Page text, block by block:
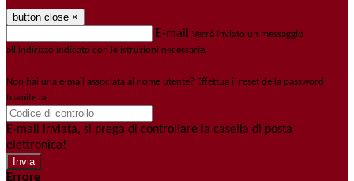
button close ×
E-mail Verrà inviato un messaggio
all'indirizzo indicato con le istruzioni necessarie.
Non hai una e-mail associata al nome utente? Effettua il reset della password
tramite la
E-mail inviata, si prega di controllare la casella di posta
elettronica!
Errore